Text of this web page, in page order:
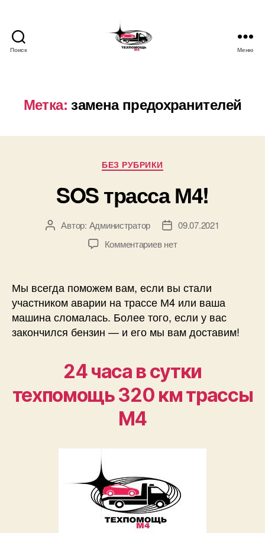
Поиск
Эвакуатор
320
М4
Меню
Метка: замена предохранителей
Рубрики
БЕЗ РУБРИКИ
SOS трасса М4!
АвторАвтор: Администратор
Дата09.07.2021
Комментариевк
М4!
нет
Мы всегда поможем вам, если вы стали
участником аварии на трассе М4 или ваша
машина сломалась. Более того, если у вас
закончился бензин — и его мы вам доставим!
24 часа в сутки
техпомощь 320 км трассы
М4